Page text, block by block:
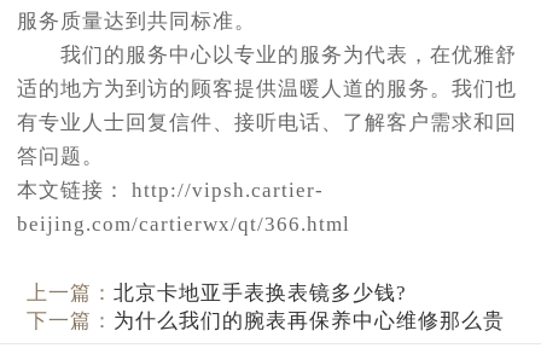
服务质量达到共同标准。
我们的服务中心以专业的服务为代表，在优雅舒
适的地方为到访的顾客提供温暖人道的服务。我们也
有专业人士回复信件、接听电话、了解客户需求和回
答问题。
本文链接： http://vipsh.cartier-
beijing.com/cartierwx/qt/366.html
上一篇：北京卡地亚手表换表镜多少钱?
下一篇： 为什么我们的腕表再保养中心维修那么贵